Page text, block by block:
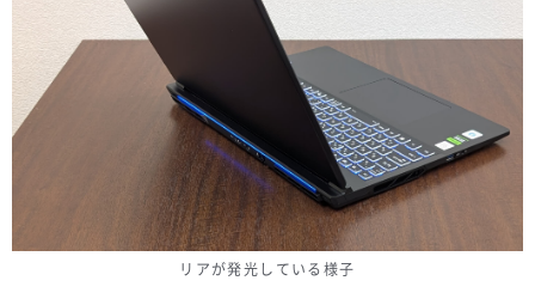
リアが発光している様子